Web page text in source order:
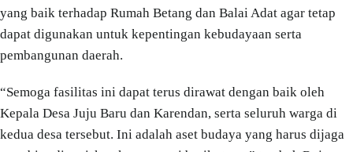
yang baik terhadap Rumah Betang dan Balai Adat agar tetap
dapat digunakan untuk kepentingan kebudayaan serta
pembangunan daerah.
“Semoga fasilitas ini dapat terus dirawat dengan baik oleh
Kepala Desa Juju Baru dan Karendan, serta seluruh warga di
kedua desa tersebut. Ini adalah aset budaya yang harus dijaga